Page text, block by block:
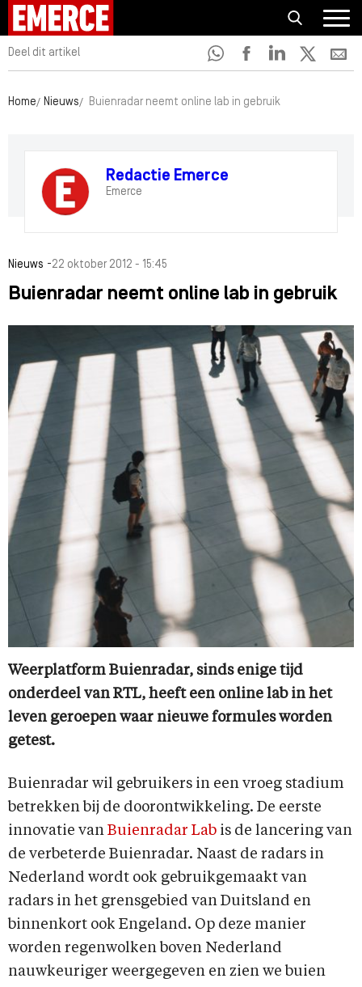
Deel dit artikel
Home Nieuws Buienradar neemt online lab in gebruik
Redactie Emerce
Emerce
Nieuws -22 oktober 2012 - 15:45
Buienradar neemt online lab in gebruik
Weerplatform Buienradar, sinds enige tijd
onderdeel van RTL, heeft een online lab in het
leven geroepen waar nieuwe formules worden
getest.
Buienradar wil gebruikers in een vroeg stadium
betrekken bij de doorontwikkeling. De eerste
innovatie van Buienradar Lab is de lancering van
de verbeterde Buienradar. Naast de radars in
Nederland wordt ook gebruikgemaakt van
radars in het grensgebied van Duitsland en
binnenkort ook Engeland. Op deze manier
worden regenwolken boven Nederland
nauwkeuriger weergegeven en zien we buien